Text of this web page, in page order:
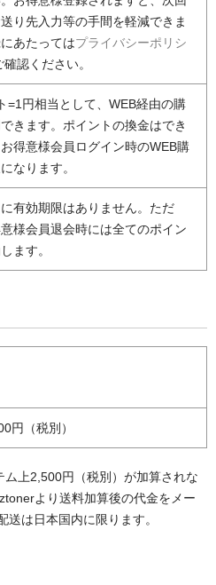
り先入力等の手間を軽減できま
あたってはプライバシーポリシ
確認ください。
=1円相当として、WEB経由の購
きます。ポイントの換金はでき
得意様会員ログイン時のWEB購
なります。
有効期限はありません。ただ
様会員退会時には全てのポイン
ます。
円（税別）
上2,500円（税別）が加算されな
より送料加算後の代金をメー
送は日本国内に限ります。